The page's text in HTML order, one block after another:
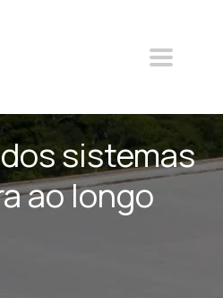
sistemas
ao longo